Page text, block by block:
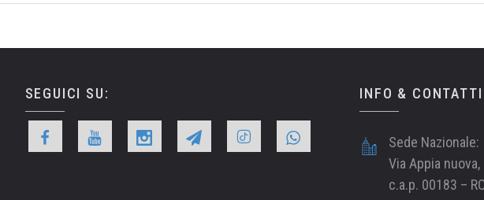
SEGUICI SU: INFO & CONTATTI
Sede Nazionale:
Via Appia
c.a.p. 00183 –